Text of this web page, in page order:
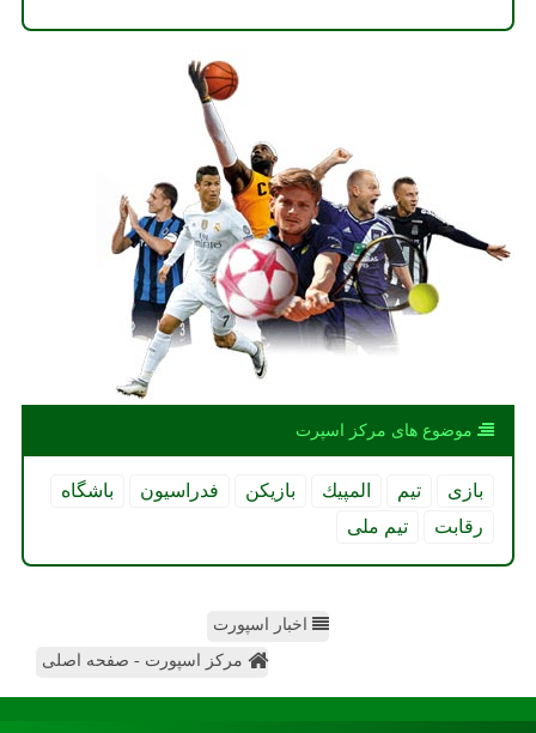
موضوع های مركز اسپرت
بازی تیم المپیك بازیكن فدراسیون
باشگاه
رقابت
تیم ملی
اخبار اسپورت
مرکز اسپورت - صفحه اصلی